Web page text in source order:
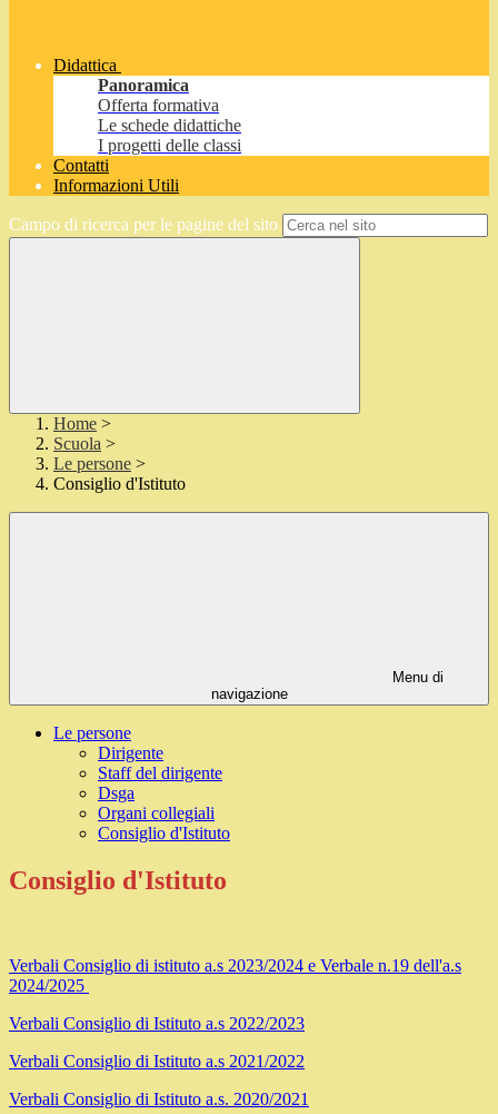
Didattica
Panoramica
Offerta formativa
Le schede didattiche
I progetti delle classi
Contatti
Informazioni Utili
Campo di ricerca per le pagine del sito
Home >
Scuola >
Le persone >
Consiglio d'Istituto
Menu di
navigazione
Le persone
Dirigente
Staff del dirigente
Dsga
Organi collegiali
Consiglio d'Istituto
Consiglio d'Istituto
Verbali Consiglio di istituto a.s 2023/2024 e Verbale n.19 dell'a.s
2024/2025
Verbali Consiglio di Istituto a.s 2022/2023
Verbali Consiglio di Istituto a.s 2021/2022
Verbali Consiglio di Istituto a.s. 2020/2021